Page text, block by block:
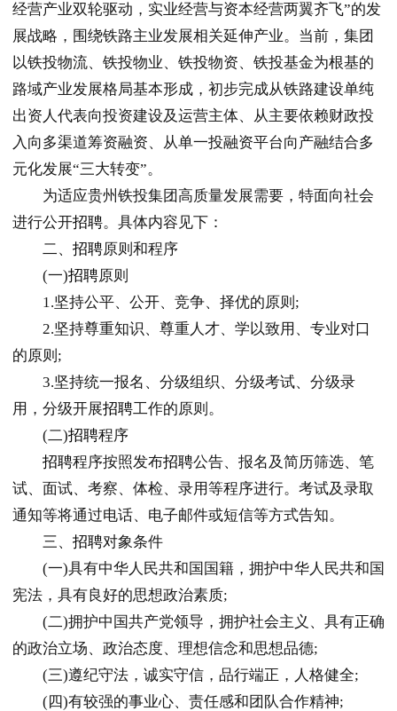
经营产业双轮驱动，实业经营与资本经营两翼齐飞”的发
展战略，围绕铁路主业发展相关延伸产业。当前，集团
以铁投物流、铁投物业、铁投物资、铁投基金为根基的
路域产业发展格局基本形成，初步完成从铁路建设单纯
出资人代表向投资建设及运营主体、从主要依赖财政投
入向多渠道筹资融资、从单一投融资平台向产融结合多
元化发展“三大转变”。
为适应贵州铁投集团高质量发展需要，特面向社会
进行公开招聘。具体内容见下：
二、 招聘原则和程序
(一)招聘原则
1.坚持公平、公开、竞争、择优的原则;
2.坚持尊重知识、尊重人才、学以致用、专业对口
的原则;
3.坚持统一报名、分级组织、分级考试、分级录
用，分级开展招聘工作的原则。
(二)招聘程序
招聘程序按照发布招聘公告、报名及简历筛选、笔
试、面试、考察、体检、录用等程序进行。考试及录取
通知等将通过电话、电子邮件或短信等方式告知。
三、 招聘对象条件
(一)具有中华人民共和国国籍，拥护中华人民共和国
宪法，具有良好的思想政治素质;
(二)拥护中国共产党领导，拥护社会主义、具有正确
的政治立场、政治态度、理想信念和思想品德;
(三)遵纪守法，诚实守信，品行端正，人格健全;
(四)有较强的事业心、责任感和团队合作精神;